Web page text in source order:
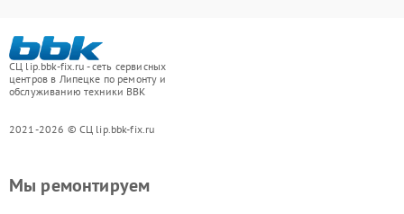
СЦ lip.bbk-fix.ru - сеть сервисных
центров в Липецке по ремонту и
обслуживанию техники BBK
2021-2026 © СЦ lip.bbk-fix.ru
Мы ремонтируем